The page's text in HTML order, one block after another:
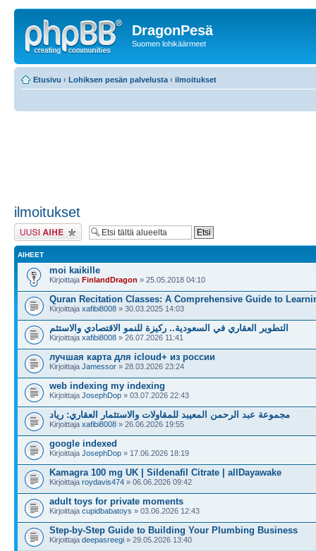
DragonPesä
Suomen lohikäärmeet
Etusivu ‹ Lohiksen pesän palvelusta ‹ ilmoitukset
ilmoitukset
Lähetä uusi viesti
AIHEET
moi kaikille
Kirjoittaja FinlandDragon » 25.05.2018 04:10
Quran Recitation Classes: A Comprehensive Guide to
Kirjoittaja xafibi8008 » 30.03.2025 14:03
التطوير العقاري في السعودية.. ركيزة للنمو الاقتصادي والاستثم
Kirjoittaja xafibi8008 » 26.07.2026 11:41
лучшая карта для icloud+ из россии
Kirjoittaja Jamessor » 28.03.2026 23:24
web indexing my indexing
Kirjoittaja JosephDop » 03.07.2026 22:43
مجموعة عبد الرحمن المعيبد للمقاولات والاستثمار العقاري: رياد
Kirjoittaja xafibi8008 » 26.06.2026 19:55
google indexed
Kirjoittaja JosephDop » 17.06.2026 18:19
Kamagra 100 mg UK | Sildenafil Citrate | allDayawake
Kirjoittaja roydavis474 » 06.06.2026 09:42
adult toys for private moments
Kirjoittaja cupidbabatoys » 03.06.2026 12:43
Step-by-Step Guide to Building Your Plumbing Business
Kirjoittaja deepasreegi » 29.05.2026 13:40